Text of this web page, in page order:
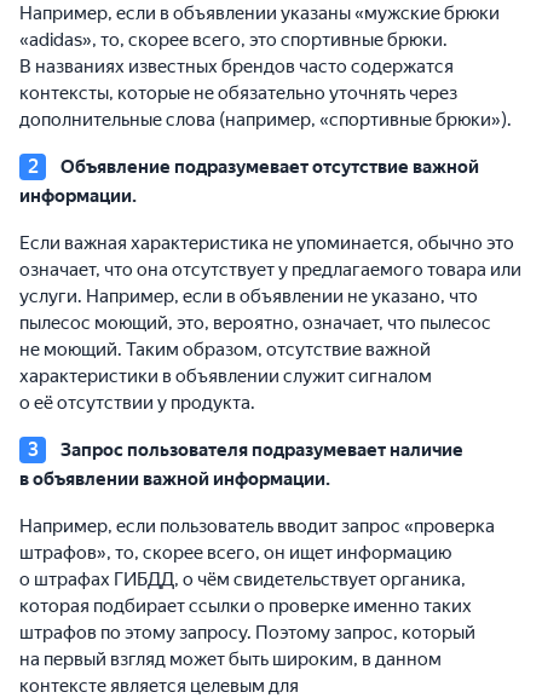
Например, если в объявлении указаны «мужские брюки
«adidas», то, скорее всего, это спортивные брюки.
В названиях известных брендов часто содержатся
контексты, которые не обязательно уточнять через
дополнительные слова (например, «спортивные брюки»).
Объявление подразумевает отсутствие важной
информации.
Если важная характеристика не упоминается, обычно это
означает, что она отсутствует у предлагаемого товара или
услуги. Например, если в объявлении не указано, что
пылесос моющий, это, вероятно, означает, что пылесос
не моющий. Таким образом, отсутствие важной
характеристики в объявлении служит сигналом
о её отсутствии у продукта.
Запрос пользователя подразумевает наличие
в объявлении важной информации.
Например, если пользователь вводит запрос «проверка
штрафов», то, скорее всего, он ищет информацию
о штрафах ГИБДД, о чём свидетельствует органика,
которая подбирает ссылки о проверке именно таких
штрафов по этому запросу. Поэтому запрос, который
на первый взгляд может быть широким, в данном
контексте является целевым для